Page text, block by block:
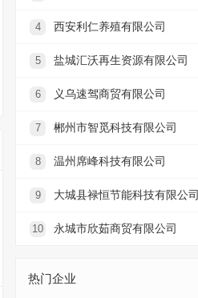
4 西安利仁养殖有限公司
5 盐城汇沃再生资源有限公司
6 义乌速驾商贸有限公司
7 郴州市智觅科技有限公司
8 温州席峰科技有限公司
9 大城县禄恒节能科技有限公司
10 永城市欣茹商贸有限公司
热门企业